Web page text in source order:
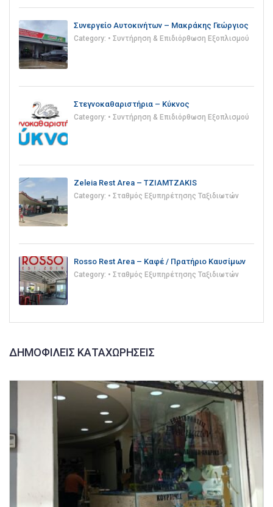
Συνεργείο Αυτοκινήτων – Μακράκης Γεώργιος
Category: • Συντήρηση & Επιδιόρθωση Εξοπλισμού
Στεγνοκαθαριστήρια – Κύκνος
Category: • Συντήρηση & Επιδιόρθωση Εξοπλισμού
Zeleia Rest Area – TZIAMTZAKIS
Category: • Σταθμός Εξυπηρέτησης Ταξιδιωτών
Rosso Rest Area – Καφέ / Πρατήριο Καυσίμων
Category: • Σταθμός Εξυπηρέτησης Ταξιδιωτών
ΔΗΜΟΦΙΛΕΊΣ ΚΑΤΑΧΩΡΉΣΕΙΣ